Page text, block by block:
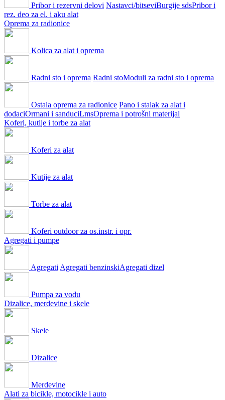
Pribor i rezervni delovi Nastavci/bitseviBurgije sdsPribor i
rez. deo za el. i aku alat
Oprema za radionice
Kolica za alat i oprema
Radni sto i oprema Radni stoModuli za radni sto i oprema
Ostala oprema za radionice Pano i stalak za alat i
dodaciOrmani i sanduciLmsOprema i potrošni materijal
Koferi, kutije i torbe za alat
Koferi za alat
Kutije za alat
Torbe za alat
Koferi outdoor za os.instr. i opr.
Agregati i pumpe
Agregati Agregati benzinskiAgregati dizel
Pumpa za vodu
Dizalice, merdevine i skele
Skele
Dizalice
Merdevine
Alati za bicikle, motocikle i auto